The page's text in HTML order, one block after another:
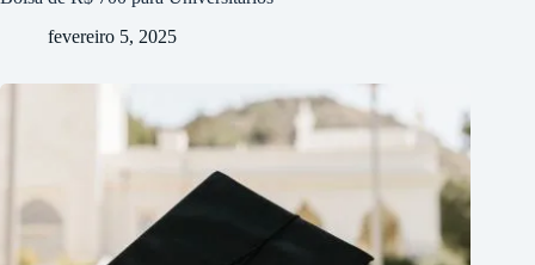
fevereiro 5, 2025